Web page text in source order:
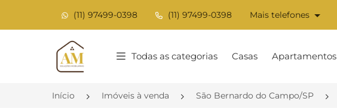
(11) 97499-0398 (11) 97499-0398 Mais telefones
Página inicial
Todas as categorias Casas Apartamentos
Início Imóveis à venda São Bernardo do Campo/SP